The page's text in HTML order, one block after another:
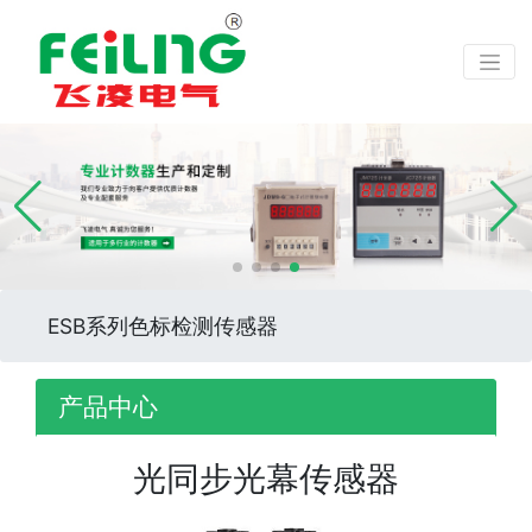
ESB系列色标检测传感器
产品中心
光同步光幕传感器